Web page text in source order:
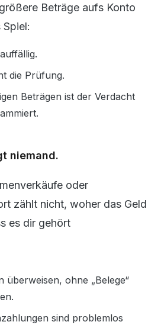
Beträge aufs Konto
die Prüfung.
Beträgen ist der Verdacht
niemand.
oder
zählt nicht, woher das Geld
es dir gehört
überweisen, ohne „Belege“
sind problemlos